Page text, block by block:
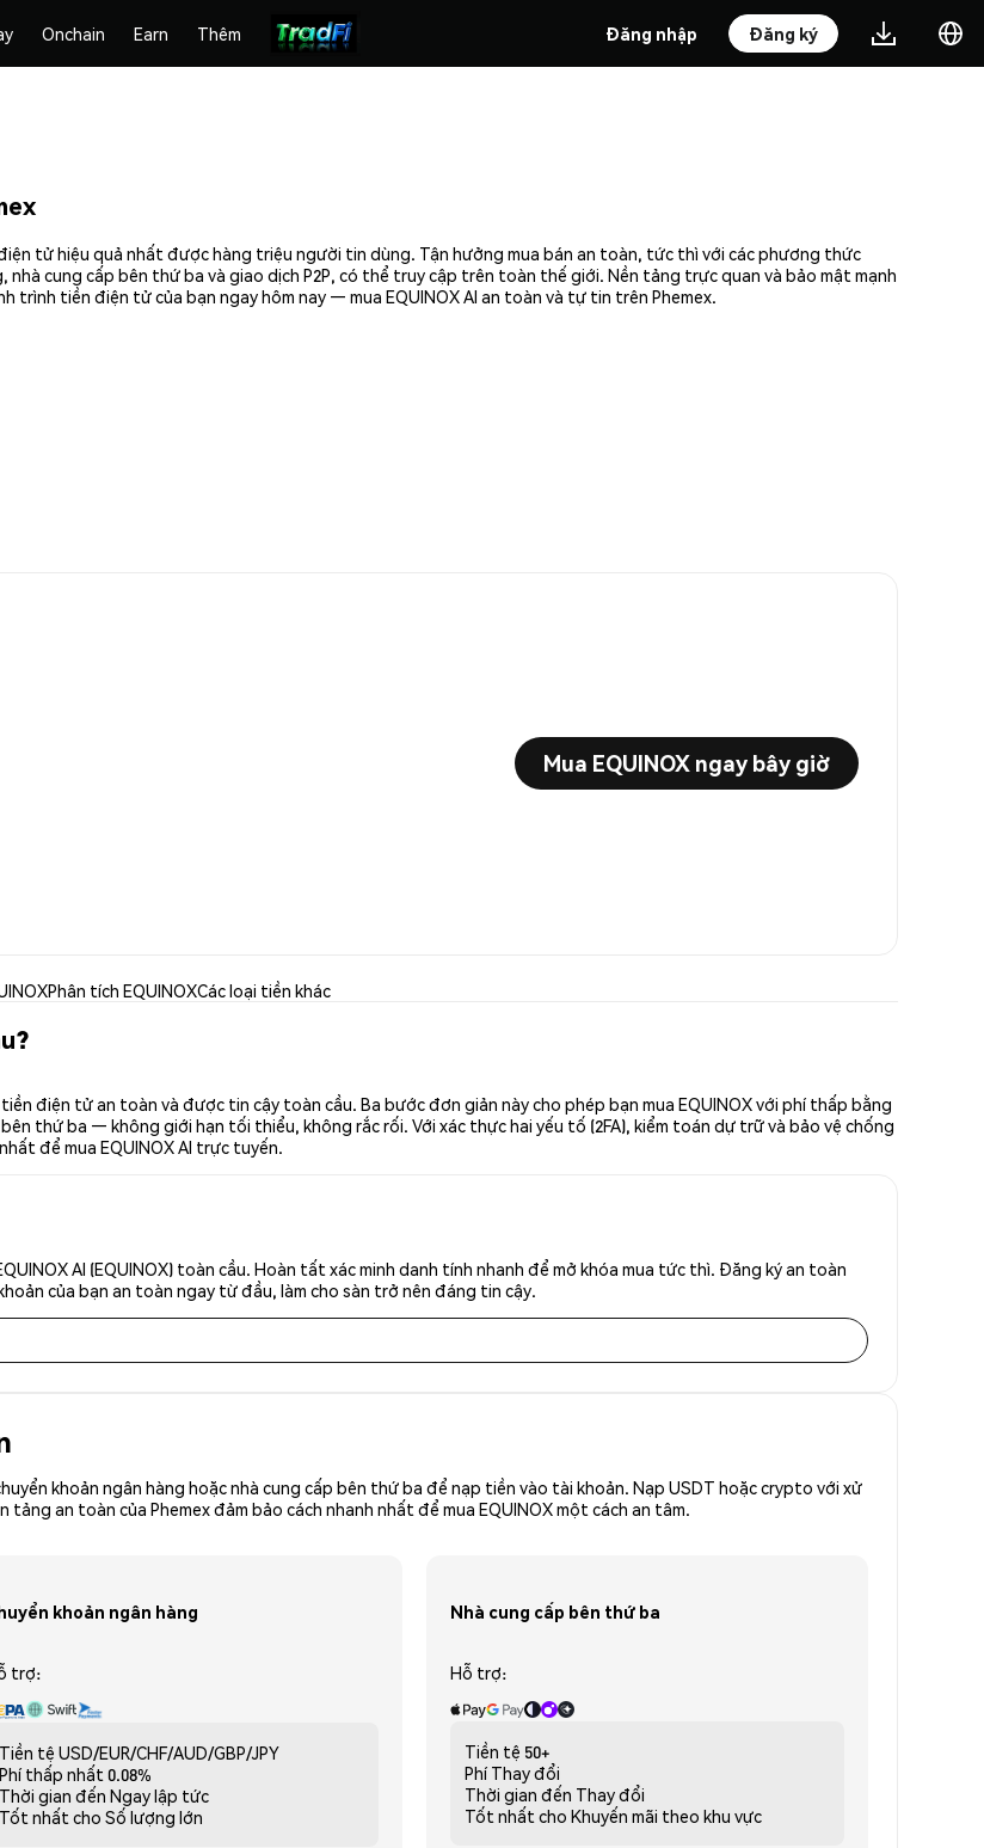
Onchain Earn Thêm Đăng nhập Đăng ký
điện tử hiệu quả nhất được hàng triệu người tin dùng. Tận hưởng mua bán an toàn, tức thì với các phương thức
cung cấp bên thứ ba và giao dịch P2P, có thể truy cập trên toàn thế giới. Nền tảng trực quan và bảo mật mạnh
trình tiền điện tử của bạn ngay hôm nay — mua EQUINOX AI an toàn và tự tin trên Phemex.
Mua EQUINOX ngay bây giờ
Phân tích EQUINOXCác loại tiền khác
tiền điện tử an toàn và được tin cậy toàn cầu. Ba bước đơn giản này cho phép bạn mua EQUINOX với phí thấp bằng
thứ ba — không giới hạn tối thiểu, không rắc rối. Với xác thực hai yếu tố (2FA), kiểm toán dự trữ và bảo vệ chống
để mua EQUINOX AI trực tuyến.
AI (EQUINOX) toàn cầu. Hoàn tất xác minh danh tính nhanh để mở khóa mua tức thì. Đăng ký an toàn
của bạn an toàn ngay từ đầu, làm cho sàn trở nên đáng tin cậy.
khoản ngân hàng hoặc nhà cung cấp bên thứ ba để nạp tiền vào tài khoản. Nạp USDT hoặc crypto với xử
an toàn của Phemex đảm bảo cách nhanh nhất để mua EQUINOX một cách an tâm.
khoản ngân hàng
trợ:
Tiền tệ USD/EUR/CHF/AUD/GBP/JPY
Phí thấp nhất 0.08%
Thời gian đến Ngay lập tức
Tốt nhất cho Số lượng lớn
Nhà cung cấp bên thứ ba
Hỗ trợ:
Tiền tệ 50+
Phí Thay đổi
Thời gian đến Thay đổi
Tốt nhất cho Khuyến mãi theo khu vực